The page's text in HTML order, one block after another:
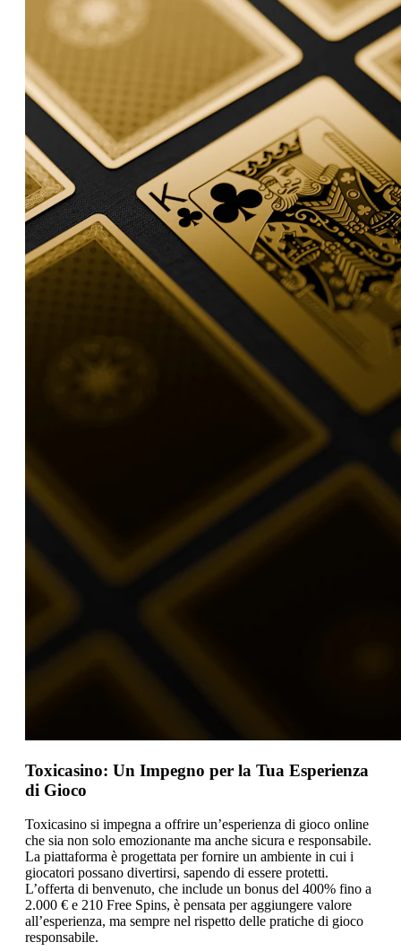
Toxicasino: Un Impegno per la Tua Esperienza
di Gioco
Toxicasino si impegna a offrire un’esperienza di gioco online
che sia non solo emozionante ma anche sicura e responsabile.
La piattaforma è progettata per fornire un ambiente in cui i
giocatori possano divertirsi, sapendo di essere protetti.
L’offerta di benvenuto, che include un bonus del 400% fino a
2.000 € e 210 Free Spins, è pensata per aggiungere valore
all’esperienza, ma sempre nel rispetto delle pratiche di gioco
responsabile.